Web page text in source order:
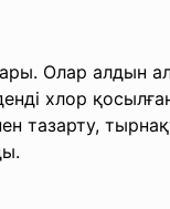
Олар алдын
хлор